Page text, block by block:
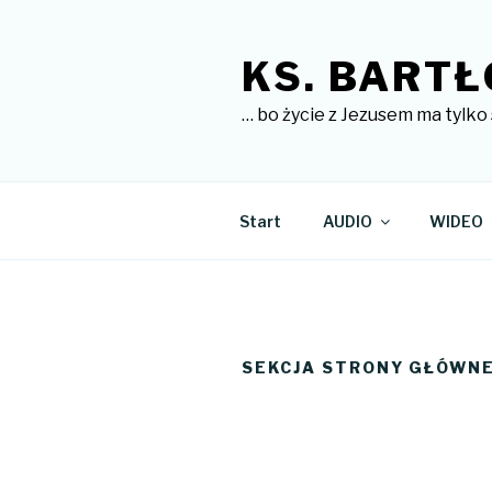
KS.
… bo życie z Jezusem ma tylko
Start AUDIO WIDEO
SEKCJA STRONY